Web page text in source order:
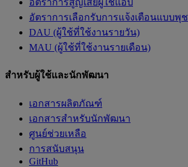
อัตราการสูญเสียผู้ใช้แอป
อัตราการเลือกรับการแจ้งเตือนแบบพุช
DAU (ผู้ใช้ที่ใช้งานรายวัน)
MAU (ผู้ใช้ที่ใช้งานรายเดือน)
สำหรับผู้ใช้และนักพัฒนา
เอกสารผลิตภัณฑ์
เอกสารสำหรับนักพัฒนา
ศูนย์ช่วยเหลือ
การสนับสนุน
GitHub